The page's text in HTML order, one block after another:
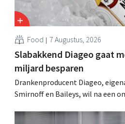
Food 7 Augustus, 2026
Slabakkend Diageo gaat
miljard besparen
Drankenproducent Diageo,
Smirnoff en Baileys, wil na een
andere Guiness en voorgemixte